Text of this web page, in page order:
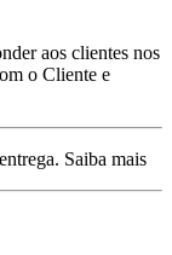
aos clientes nos
o Cliente e
Saiba mais